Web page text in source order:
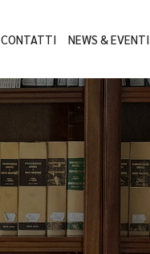
CONTATTI NEWS & EVENTI